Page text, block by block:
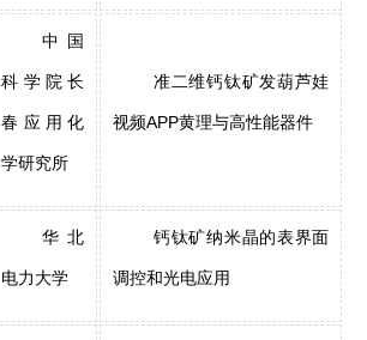
中国
科学院长
春应用化
学研究所
准二维钙钛矿发葫芦娃
视频APP黄理与高性能器件
华北
电力大学
钙钛矿纳米晶的表界面
调控和光电应用